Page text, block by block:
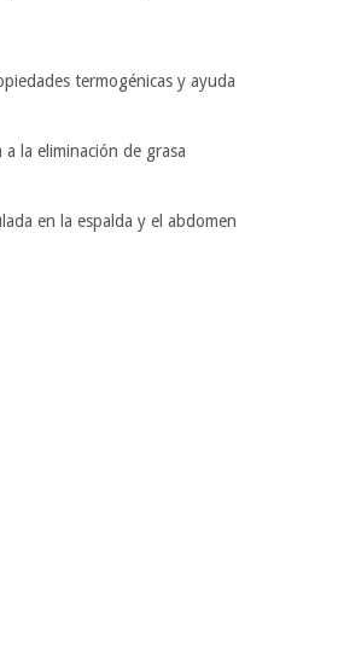
termogénicas y ayuda
la eliminación de grasa
en la espalda y el abdomen